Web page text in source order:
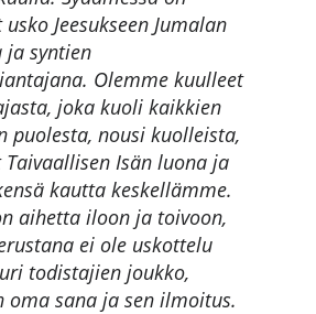
Jeesukseen Jumalan
ja syntien
Olemme kuulleet
joka kuoli kaikkien
puolesta, nousi kuolleista,
Taivaallisen Isän luona ja
kautta keskellämme.
aihetta iloon ja toivoon,
ei ole uskottelu
todistajien joukko,
oma sana ja sen ilmoitus.